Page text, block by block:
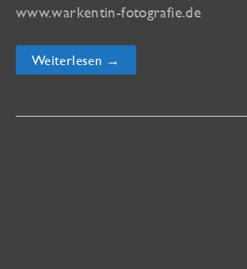
www.warkentin-fotografie.de
Eintrag
vom
Weiterlesen →